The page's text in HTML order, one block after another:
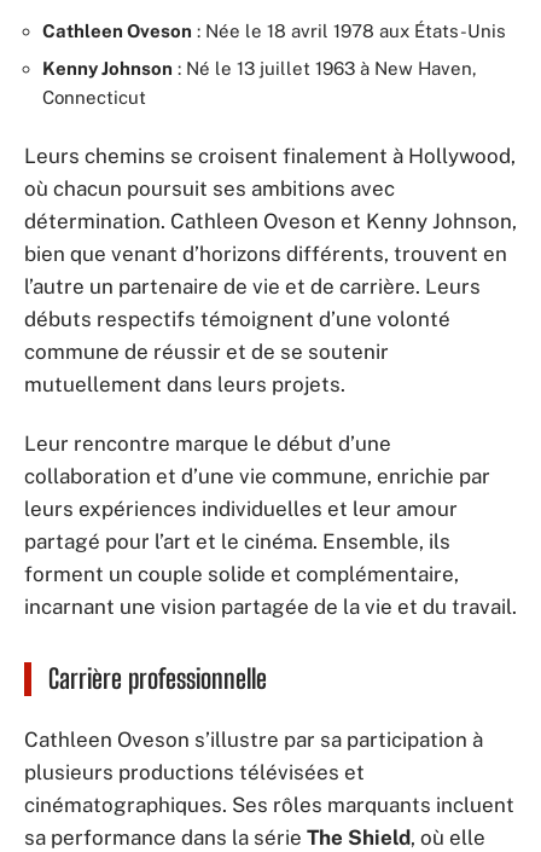
Cathleen Oveson : Née le 18 avril 1978 aux États-Unis
Kenny Johnson : Né le 13 juillet 1963 à New Haven,
Connecticut
Leurs chemins se croisent finalement à Hollywood,
où chacun poursuit ses ambitions avec
détermination. Cathleen Oveson et Kenny Johnson,
bien que venant d’horizons différents, trouvent en
l’autre un partenaire de vie et de carrière. Leurs
débuts respectifs témoignent d’une volonté
commune de réussir et de se soutenir
mutuellement dans leurs projets.
Leur rencontre marque le début d’une
collaboration et d’une vie commune, enrichie par
leurs expériences individuelles et leur amour
partagé pour l’art et le cinéma. Ensemble, ils
forment un couple solide et complémentaire,
incarnant une vision partagée de la vie et du travail.
Carrière professionnelle
Cathleen Oveson s’illustre par sa participation à
plusieurs productions télévisées et
cinématographiques. Ses rôles marquants incluent
sa performance dans la série The Shield, où elle